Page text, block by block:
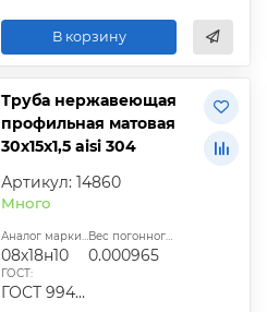
В корзину
Труба нержавеющая
профильная матовая
30х15х1,5 aisi 304
Артикул: 14860
Много
Аналог марки стали:
08х18н10
Вес погонного метра, т.:
0.000965
ГОСТ:
ГОСТ 9940-81